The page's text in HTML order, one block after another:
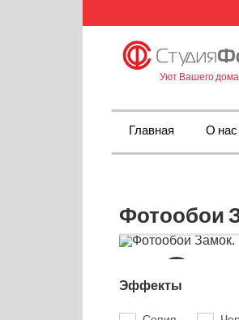
Уют Вашего дома
Главная О нас
Фотообои
Эффекты